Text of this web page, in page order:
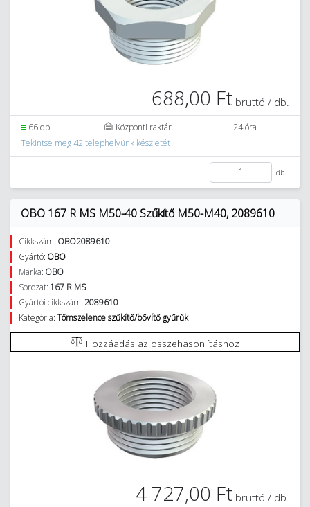
688,00 Ft bruttó / db.
66 db. Központi raktár
24 óra
Tekintse meg 42 telephelyünk készletét
db.
OBO 167 R MS M50-40 Szűkítő M50-M40, 2089610
Cikkszám: OBO2089610
Gyártó: OBO
Márka: OBO
Sorozat: 167 R MS
Gyártói cikkszám:2089610
Kategória:Tömszelence szűkítő/bővítő gyűrűk
Hozzáadás az összehasonlításhoz
4 727,00 Ft bruttó / db.